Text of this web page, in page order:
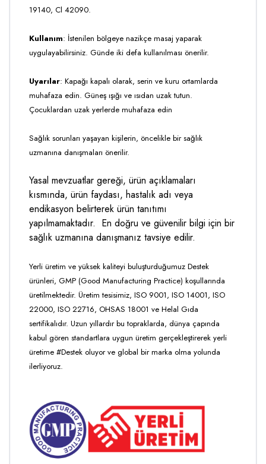
19140, Cl 42090.
Kullanım: İstenilen bölgeye nazikçe masaj yaparak
uygulayabilirsiniz. Günde iki defa kullanılması önerilir.
Uyarılar: Kapağı kapalı olarak, serin ve kuru ortamlarda
muhafaza edin. Güneş ışığı ve ısıdan uzak tutun.
Çocuklardan uzak yerlerde muhafaza edin
Sağlık sorunları yaşayan kişilerin, öncelikle bir sağlık
uzmanına danışmaları önerilir.
Yasal mevzuatlar gereği, ürün açıklamaları
kısmında, ürün faydası, hastalık adı veya
endikasyon belirterek ürün tanıtımı
yapılmamaktadır. En doğru ve güvenilir bilgi için bir
sağlık uzmanına danışmanız tavsiye edilir.
Yerli üretim ve yüksek kaliteyi buluşturduğumuz Destek
ürünleri, GMP (Good Manufacturing Practice) koşullarında
üretilmektedir. Üretim tesisimiz, ISO 9001, ISO 14001, ISO
22000, ISO 22716, OHSAS 18001 ve Helal Gıda
sertifikalıdır. Uzun yıllardır bu topraklarda, dünya çapında
kabul gören standartlara uygun üretim gerçekleştirerek yerli
üretime #Destek oluyor ve global bir marka olma yolunda
ilerliyoruz.